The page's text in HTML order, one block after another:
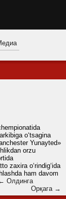
o‘tsagina
Yunayted»
orzu
zaxira o‘rindig‘ida
ham davom
Олдинга
Орқага →